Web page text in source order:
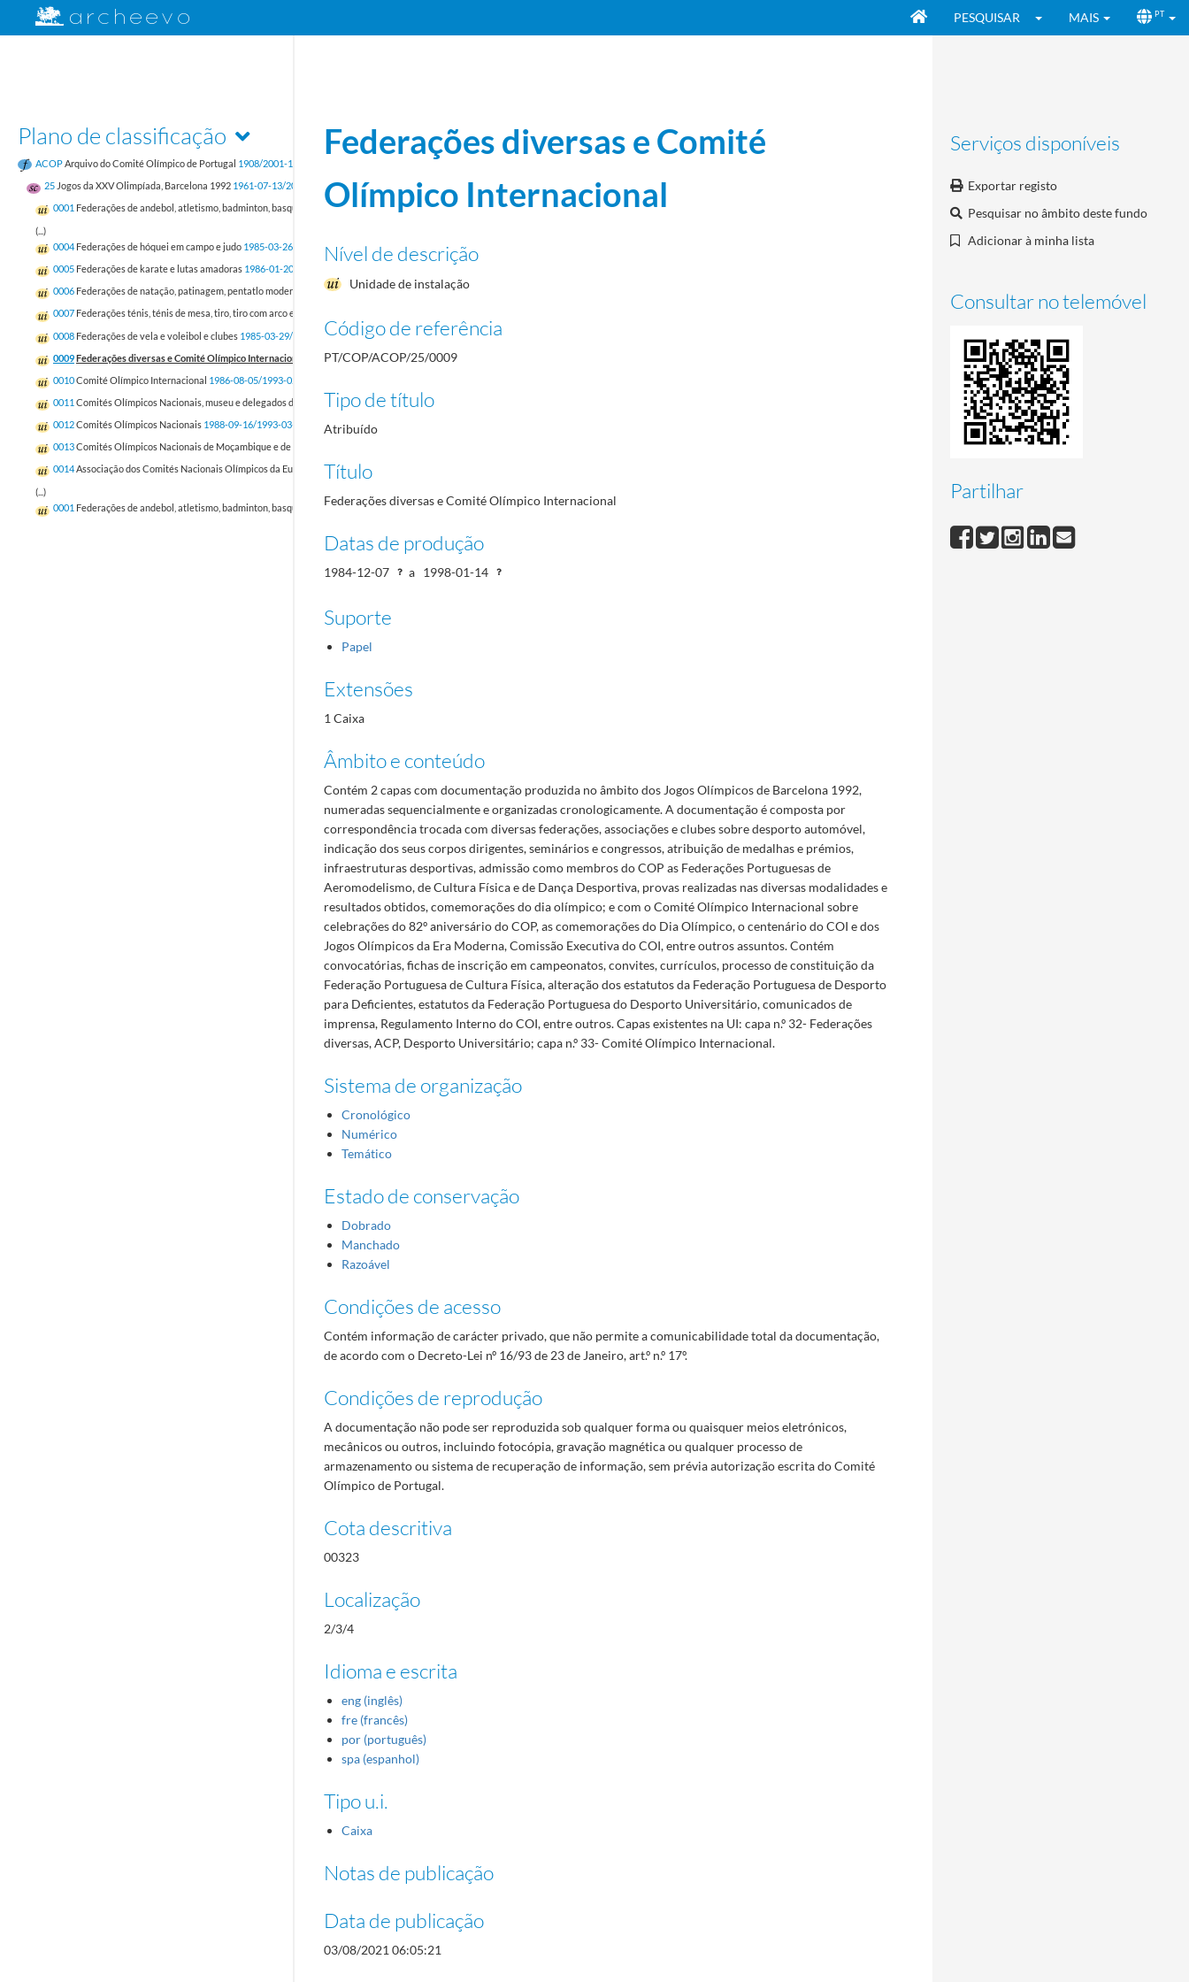
PESQUISAR MAIS PT
Plano de classificação
ACOPArquivo do Comité Olímpico de Portugal 1908/2001-12-31
25 Jogos da XXV Olimpíada, Barcelona 1992 1961-07-13/2000-01-05
0001 Federações de andebol, atletismo, badminton, basquetebol e boxe1985-03-28/1996-04-17
(...)
0004 Federações de hóquei em campo e judo 1985-03-26/1993-07-01
0005 Federações de karate e lutas amadoras 1986-01-20/1996-05-21
0006 Federações de natação, patinagem, pentatlo moderno, remo, rugby e ski1985-03-26/1993-04-07
0007 Federações ténis, ténis de mesa, tiro, tiro com arco e tiro com armas de caça.
0008 Federações de vela e voleibol e clubes 1985-03-29/1999-11-22
0009Federações diversas e Comité Olímpico Internacional
1984-12-07/1998-01-14
0010Comité Olímpico Internacional 1986-08-05/1993-02-10
0011 Comités Olímpicos Nacionais, museu e delegados do CIO em Portugal 1988-12-13/1997-05-26
0012Comités Olímpicos Nacionais 1988-09-16/1993-03-02
0013Comités Olímpicos Nacionais de Moçambique e de França e Associação dos Comités Nacionais Olímpicos da Europa
0014Associação dos Comités Nacionais Olímpicos da Europa 1988-12/1994-06-17
(...)
0001 Federações de andebol, atletismo, badminton, basquetebol e boxe 1985-03-28/1996-04-17
Serviços disponíveis
Exportar registo
Pesquisar no âmbito deste fundo
Adicionar à minha lista
Consultar no telemóvel
Partilhar
Federações diversas e Comité
Olímpico Internacional
Nível de descrição
Unidade de instalação
Código de referência
PT/COP/ACOP/25/0009
Tipo de título
Atribuído
Título
Federações diversas e Comité Olímpico Internacional
Datas de produção
1984-12-07 a 1998-01-14
Suporte
Papel
Extensões
1 Caixa
Âmbito e conteúdo
Contém 2 capas com documentação produzida no âmbito dos Jogos Olímpicos de Barcelona 1992,
numeradas sequencialmente e organizadas cronologicamente. A documentação é composta por
correspondência trocada com diversas federações, associações e clubes sobre desporto automóvel,
indicação dos seus corpos dirigentes, seminários e congressos, atribuição de medalhas e prémios,
infraestruturas desportivas, admissão como membros do COP as Federações Portuguesas de
Aeromodelismo, de Cultura Física e de Dança Desportiva, provas realizadas nas diversas modalidades e
resultados obtidos, comemorações do dia olímpico; e com o Comité Olímpico Internacional sobre
celebrações do 82º aniversário do COP, as comemorações do Dia Olímpico, o centenário do COI e dos
Jogos Olímpicos da Era Moderna, Comissão Executiva do COI, entre outros assuntos. Contém
convocatórias, fichas de inscrição em campeonatos, convites, currículos, processo de constituição da
Federação Portuguesa de Cultura Física, alteração dos estatutos da Federação Portuguesa de Desporto
para Deficientes, estatutos da Federação Portuguesa do Desporto Universitário, comunicados de
imprensa, Regulamento Interno do COI, entre outros. Capas existentes na UI: capa n.º 32- Federações
diversas, ACP, Desporto Universitário; capa n.º 33- Comité Olímpico Internacional.
Sistema de organização
Cronológico
Numérico
Temático
Estado de conservação
Dobrado
Manchado
Razoável
Condições de acesso
Contém informação de carácter privado, que não permite a comunicabilidade total da documentação,
de acordo com o Decreto-Lei nº 16/93 de 23 de Janeiro, art.º n.º 17º.
Condições de reprodução
A documentação não pode ser reproduzida sob qualquer forma ou quaisquer meios eletrónicos,
mecânicos ou outros, incluindo fotocópia, gravação magnética ou qualquer processo de
armazenamento ou sistema de recuperação de informação, sem prévia autorização escrita do Comité
Olímpico de Portugal.
Cota descritiva
00323
Localização
2/3/4
Idioma e escrita
eng (inglês)
fre (francês)
por (português)
spa (espanhol)
Tipo u.i.
Caixa
Notas de publicação
Data de publicação
03/08/2021 06:05:21